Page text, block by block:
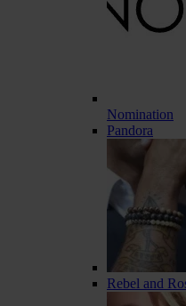
Nomination
Pandora
Rebel and